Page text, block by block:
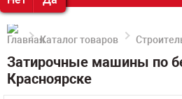
Каталог товаров
Затирочные машины по
Красноярске